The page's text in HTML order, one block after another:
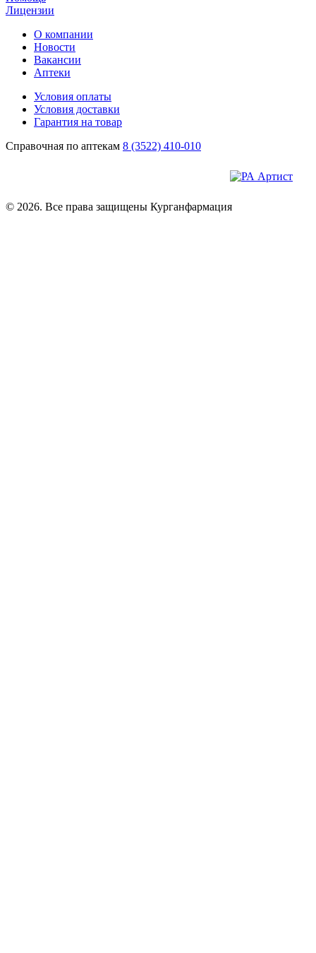
Лицензии
О компании
Новости
Вакансии
Аптеки
Условия оплаты
Условия доставки
Гарантия на товар
Справочная по аптекам 8 (3522) 410-010
© 2026. Все права защищены Курганфармация